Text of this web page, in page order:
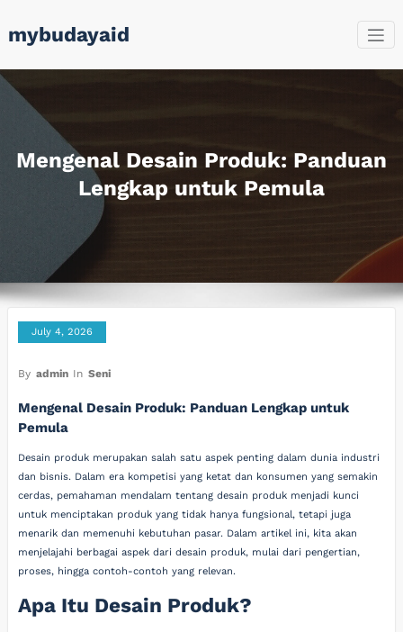
to
content
mybudayaid
Mengenal Desain Produk: Panduan
Lengkap untuk Pemula
July 4, 2026
By admin In Seni
Mengenal Desain Produk: Panduan Lengkap untuk
Pemula
Desain produk merupakan salah satu aspek penting dalam dunia industri
dan bisnis. Dalam era kompetisi yang ketat dan konsumen yang semakin
cerdas, pemahaman mendalam tentang desain produk menjadi kunci
untuk menciptakan produk yang tidak hanya fungsional, tetapi juga
menarik dan memenuhi kebutuhan pasar. Dalam artikel ini, kita akan
menjelajahi berbagai aspek dari desain produk, mulai dari pengertian,
proses, hingga contoh-contoh yang relevan.
Apa Itu Desain Produk?